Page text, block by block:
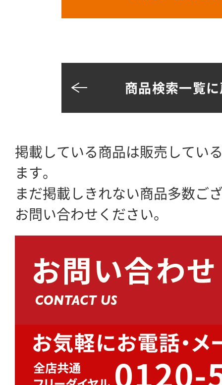
商品検索一覧
掲載している商品は販売してい
ます。
まだ掲載しきれない商品多数ご
お問い合わせください。